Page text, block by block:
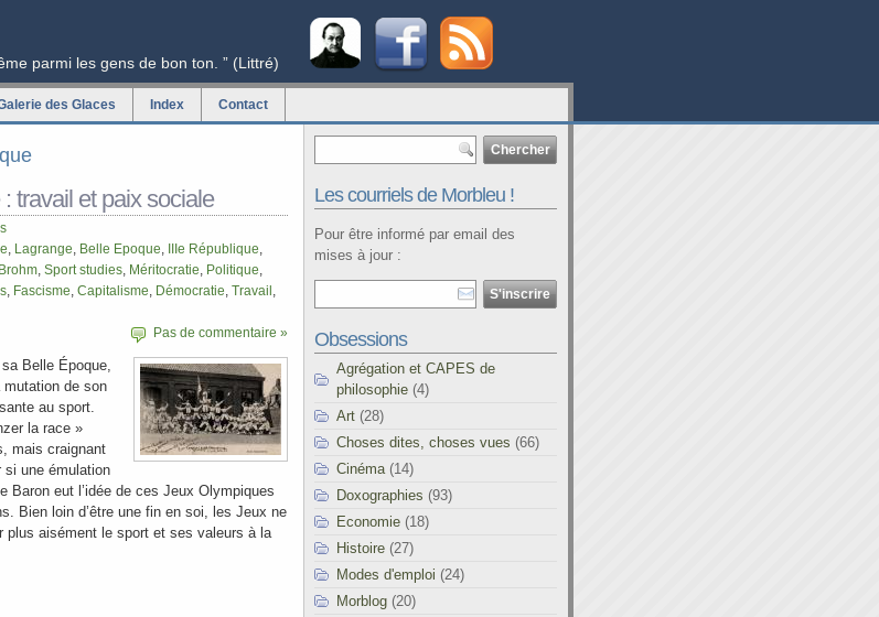
parmi les gens de bon ton. ” (Littré)
des Glaces Index Contact
travail et paix sociale
, Lagrange, Belle Epoque, IIIe République,
Brohm, Sport studies, Méritocratie, Politique,
, Fascisme, Capitalisme, Démocratie, Travail ,
Pas de commentaire »
Belle Époque,
mutation de son
au sport.
la race »
mais craignant
si une émulation
Baron eut l’idée de ces Jeux Olympiques
Bien loin d’être une fin en soi, les Jeux ne
plus aisément le sport et ses valeurs à la
Les courriels de Morbleu !
Pour être informé par email des
mises à jour :
Obsessions
Agrégation et CAPES de
philosophie (4)
Art (28)
Choses dites, choses vues (66)
Cinéma (14)
Doxographies (93)
Economie (18)
Histoire (27)
Modes d'emploi (24)
Morblog (20)